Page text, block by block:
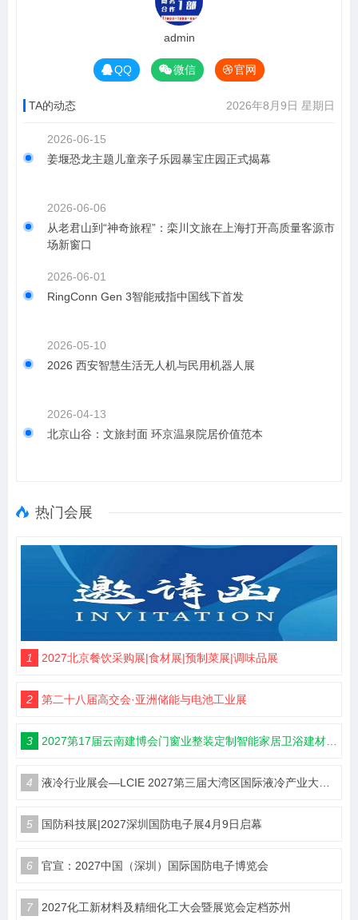
admin
QQ 微信 官网
TA的动态 2026年8月9日 星期日
2026-06-15
姜堰恐龙主题儿童亲子乐园暴宝庄园正式揭幕
2026-06-06
从老君山到“神奇旅程”：栾川文旅在上海打开高质量客源市
场新窗口
2026-06-01
RingConn Gen 3智能戒指中国线下首发
2026-05-10
2026 西安智慧生活无人机与民用机器人展
2026-04-13
北京山谷：文旅封面 环京温泉院居价值范本
热门会展
1 2027北京餐饮采购展|食材展|预制菜展|调味品展
2 第二十八届高交会·亚洲储能与电池工业展
3 2027第17届云南建博会门窗业整装定制智能家居卫浴建材展会
4 液冷行业展会—LCIE 2027第三届大湾区国际液冷产业大会暨展览会（深圳）
5 国防科技展|2027深圳国防电子展4月9日启幕
6 官宣：2027中国（深圳）国际国防电子博览会
7 2027化工新材料及精细化工大会暨展览会定档苏州